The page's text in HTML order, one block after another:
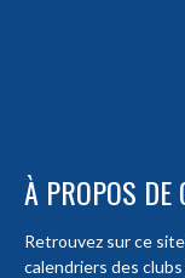
À PROPOS DE
Retrouvez sur ce
calendriers des